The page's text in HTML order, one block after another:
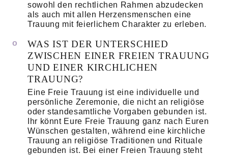
sowohl den rechtlichen Rahmen abzudecken
als auch mit allen Herzensmenschen eine
Trauung mit feierlichem Charakter zu erleben.
WAS IST DER UNTERSCHIED
ZWISCHEN EINER FREIEN TRAUUNG
UND EINER KIRCHLICHEN
TRAUUNG?
Eine Freie Trauung ist eine individuelle und
persönliche Zeremonie, die nicht an religiöse
oder standesamtliche Vorgaben gebunden ist.
Ihr könnt Eure Freie Trauung ganz nach Euren
Wünschen gestalten, während eine kirchliche
Trauung an religiöse Traditionen und Rituale
gebunden ist. Bei einer Freien Trauung steht